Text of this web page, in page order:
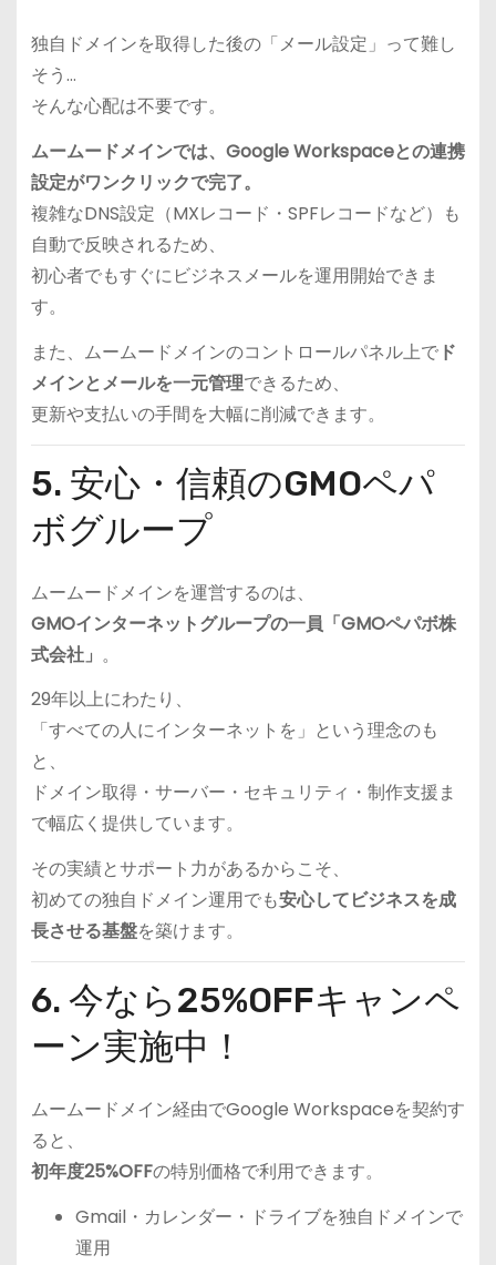
独自ドメインを取得した後の「メール設定」って難し
そう…
そんな心配は不要です。
ムームードメインでは、Google Workspaceとの連携
設定がワンクリックで完了。
複雑なDNS設定（MXレコード・SPFレコードなど）も
自動で反映されるため、
初心者でもすぐにビジネスメールを運用開始できま
す。
また、ムームードメインのコントロールパネル上でド
メインとメールを一元管理できるため、
更新や支払いの手間を大幅に削減できます。
5. 安心・信頼のGMOペパ
ボグループ
ムームードメインを運営するのは、
GMOインターネットグループの一員「GMOペパボ株
式会社」 。
29年以上にわたり、
「すべての人にインターネットを」という理念のも
と、
ドメイン取得・サーバー・セキュリティ・制作支援ま
で幅広く提供しています。
その実績とサポート力があるからこそ、
初めての独自ドメイン運用でも安心してビジネスを成
長させる基盤を築けます。
6. 今なら25%OFFキャンペ
ーン実施中！
ムームードメイン経由でGoogle Workspaceを契約す
ると、
初年度25%OFFの特別価格で利用できます。
Gmail・カレンダー・ドライブを独自ドメインで
運用